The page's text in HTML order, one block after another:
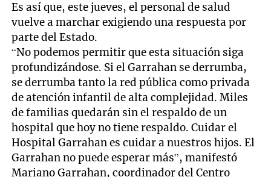
Es así que, este jueves, el personal de salud
vuelve a marchar exigiendo una respuesta por
parte del Estado.
“No podemos permitir que esta situación siga
profundizándose. Si el Garrahan se derrumba,
se derrumba tanto la red pública como privada
de atención infantil de alta complejidad. Miles
de familias quedarán sin el respaldo de un
hospital que hoy no tiene respaldo. Cuidar el
Hospital Garrahan es cuidar a nuestros hijos. El
Garrahan no puede esperar más”, manifestó
Mariano Garrahan, coordinador del Centro